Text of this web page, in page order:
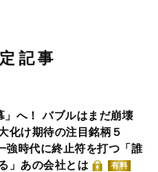
記事
」へ！ バブルはまだ崩壊
化け期待の注目銘柄５
強時代に終止符を打つ「誰
」あの会社とは
有料